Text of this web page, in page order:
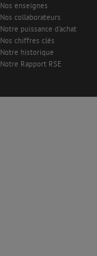
Nos enseignes
Nos collaborateurs
Notre puissance d'achat
Nos chiffres clés
Notre historique
Notre Rapport RSE